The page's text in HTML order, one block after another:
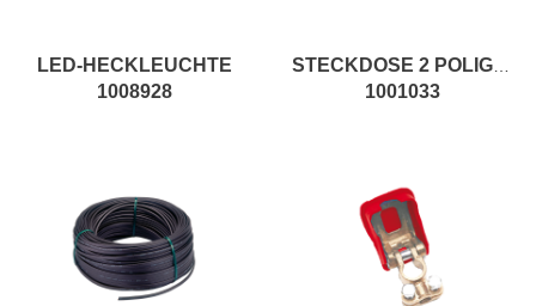
LED-HECKLEUCHTE
1008928
1001033